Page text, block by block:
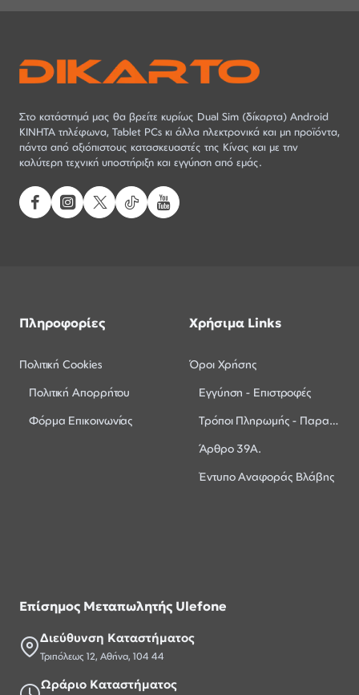
Στο κατάστημά μας θα βρείτε κυρίως Dual Sim (δίκαρτα) Android
ΚΙΝΗΤΑ τηλέφωνα, Tablet PCs κι άλλα ηλεκτρονικά και μη προϊόντα,
πάντα από αξιόπιστους κατασκευαστές της Κίνας και με την
καλύτερη τεχνική υποστήριξη και εγγύηση από εμάς.
Πληροφορίες
Πολιτική Cookies
Πολιτική Απορρήτου
Φόρμα Επικοινωνίας
Χρήσιμα Links
Όροι Χρήσης
Εγγύηση - Επιστροφές
Τρόποι Πληρωμής - Παραλαβής
Άρθρο 39Α.
Έντυπο Αναφοράς Βλάβης
Επίσημος Μεταπωλητής Ulefone
Διεύθυνση Καταστήματος
Τριπόλεως 12, Αθήνα, 104 44
Ωράριο Καταστήματος